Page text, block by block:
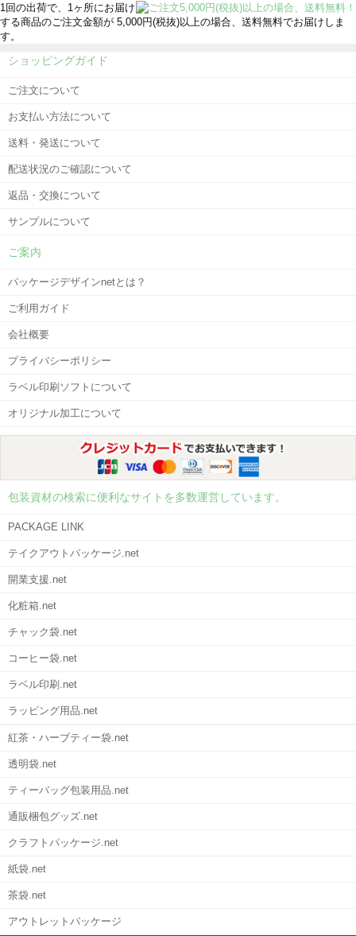
1回の出荷で、1ヶ所にお届け
する商品のご注文金額が 5,000円(税抜)以上の場合、送料無料でお届けしま
す。
ショッピングガイド
ご注文について
お支払い方法について
送料・発送について
配送状況のご確認について
返品・交換について
サンプルについて
ご案内
パッケージデザインnetとは？
ご利用ガイド
会社概要
プライバシーポリシー
ラベル印刷ソフトについて
オリジナル加工について
包装資材の検索に便利なサイトを多数運営しています。
PACKAGE LINK
テイクアウトパッケージ.net
開業支援.net
化粧箱.net
チャック袋.net
コーヒー袋.net
ラベル印刷.net
ラッピング用品.net
紅茶・ハーブティー袋.net
透明袋.net
ティーバッグ包装用品.net
通販梱包グッズ.net
クラフトパッケージ.net
紙袋.net
茶袋.net
アウトレットパッケージ